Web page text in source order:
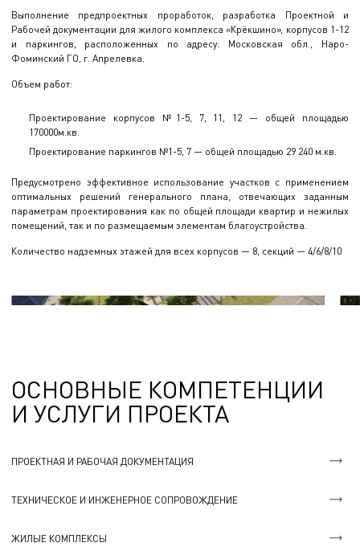
Выполнение предпроектных проработок, разработка Проектной и
Рабочей документации для жилого комплекса «Крёкшино», корпусов 1-12
и паркингов, расположенных по адресу: Московская обл., Наро-
Фоминский ГО, г. Апрелевка.
Объем работ:
Проектирование корпусов №1-5, 7, 11, 12 — общей площадью
170000м.кв.
Проектирование паркингов №1-5, 7 — общей площадью 29 240 м.кв.
Предусмотрено эффективное использование участков с применением
оптимальных решений генерального плана, отвечающих заданным
параметрам проектирования как по общей площади квартир и нежилых
помещений, так и по размещаемым элементам благоустройства.
Количество надземных этажей для всех корпусов — 8, секций — 4/6/8/10
ОСНОВНЫЕ КОМПЕТЕНЦИИ
И УСЛУГИ ПРОЕКТА
ПРОЕКТНАЯ И РАБОЧАЯ ДОКУМЕНТАЦИЯ
ТЕХНИЧЕСКОЕ И ИНЖЕНЕРНОЕ СОПРОВОЖДЕНИЕ
ЖИЛЫЕ КОМПЛЕКСЫ